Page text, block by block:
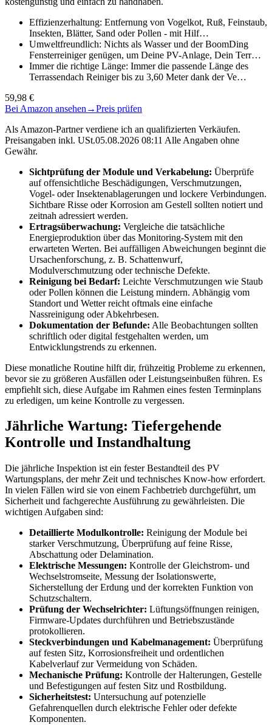
Effizienzerhaltung: Entfernung von Vogelkot, Ruß, Feinstaub,
Insekten, Blätter, Sand oder Pollen - mit Hilf…
Umweltfreundlich: Nichts als Wasser und der BoomDing
Fensterreiniger genügen, um Deine PV-Anlage, Dein Terr…
Immer die richtige Länge: Immer die passende Länge des
Terrassendach Reiniger bis zu 3,60 Meter dank der Ve…
59,98 €
Bei Amazon ansehen →Preis prüfen
Als Amazon-Partner verdiene ich an qualifizierten Verkäufen.
Preisangaben inkl. USt.05.08.2026 08:11 Alle Angaben ohne
Gewähr.
Sichtprüfung der Module und Verkabelung: Überprüfe
auf offensichtliche Beschädigungen, Verschmutzungen,
Vogel- oder Insektenablagerungen und lockere Verbindungen.
Sichtbare Risse oder Korrosion am Gestell sollten notiert und
zeitnah adressiert werden.
Ertragsüberwachung: Vergleiche die tatsächliche
Energieproduktion über das Monitoring-System mit den
erwarteten Werten. Bei auffälligen Abweichungen beginnt die
Ursachenforschung, z. B. Schattenwurf,
Modulverschmutzung oder technische Defekte.
Reinigung bei Bedarf: Leichte Verschmutzungen wie Staub
oder Pollen können die Leistung mindern. Abhängig vom
Standort und Wetter reicht oftmals eine einfache
Nassreinigung oder Abkehrbesen.
Dokumentation der Befunde: Alle Beobachtungen sollten
schriftlich oder digital festgehalten werden, um
Entwicklungstrends zu erkennen.
Diese monatliche Routine hilft dir, frühzeitig Probleme zu erkennen,
bevor sie zu größeren Ausfällen oder Leistungseinbußen führen. Es
empfiehlt sich, diese Aufgabe im Rahmen eines festen Terminplans
zu erledigen, um keine Kontrolle zu vergessen.
Jährliche Wartung: Tiefergehende
Kontrolle und Instandhaltung
Die jährliche Inspektion ist ein fester Bestandteil des PV
Wartungsplans, der mehr Zeit und technisches Know-how erfordert.
In vielen Fällen wird sie von einem Fachbetrieb durchgeführt, um
Sicherheit und fachgerechte Ausführung zu gewährleisten. Die
wichtigen Aufgaben sind:
Detaillierte Modulkontrolle: Reinigung der Module bei
starker Verschmutzung, Überprüfung auf feine Risse,
Abschattung oder Delamination.
Elektrische Messungen: Kontrolle der Gleichstrom- und
Wechselstromseite, Messung der Isolationswerte,
Sicherstellung der Erdung und der korrekten Funktion von
Schutzschaltern.
Prüfung der Wechselrichter: Lüftungsöffnungen reinigen,
Firmware-Updates durchführen und Betriebszustände
protokollieren.
Steckverbindungen und Kabelmanagement: Überprüfung
auf festen Sitz, Korrosionsfreiheit und ordentlichen
Kabelverlauf zur Vermeidung von Schäden.
Mechanische Prüfung: Kontrolle der Halterungen, Gestelle
und Befestigungen auf festen Sitz und Rostbildung.
Sicherheitstest: Untersuchung auf potenzielle
Gefahrenquellen durch elektrische Fehler oder defekte
Komponenten.